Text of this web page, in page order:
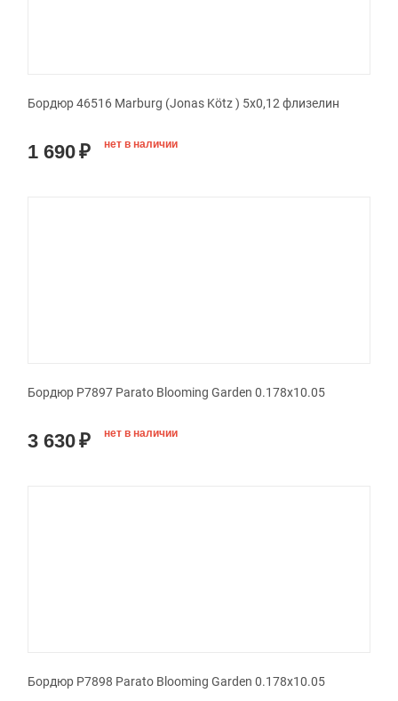
Бордюр 46516 Marburg (Jonas Kötz ) 5x0,12 флизелин
1 690₽ нет в наличии
Бордюр P7897 Parato Blooming Garden 0.178x10.05
3 630₽ нет в наличии
Бордюр P7898 Parato Blooming Garden 0.178x10.05